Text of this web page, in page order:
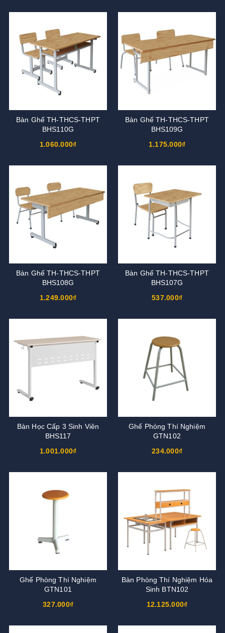
Bàn Ghế TH-THCS-THPT
BHS110G
1.060.000₫
Bàn Ghế TH-THCS-THPT
BHS109G
1.175.000₫
Bàn Ghế TH-THCS-THPT
BHS108G
1.249.000₫
Bàn Ghế TH-THCS-THPT
BHS107G
537.000₫
Bàn Học Cấp 3 Sinh Viên
BHS117
1.001.000₫
Ghế Phòng Thí Nghiệm
GTN102
234.000₫
Ghế Phòng Thí Nghiệm
GTN101
327.000₫
Bàn Phòng Thí Nghiệm Hóa
Sinh BTN102
12.125.000₫